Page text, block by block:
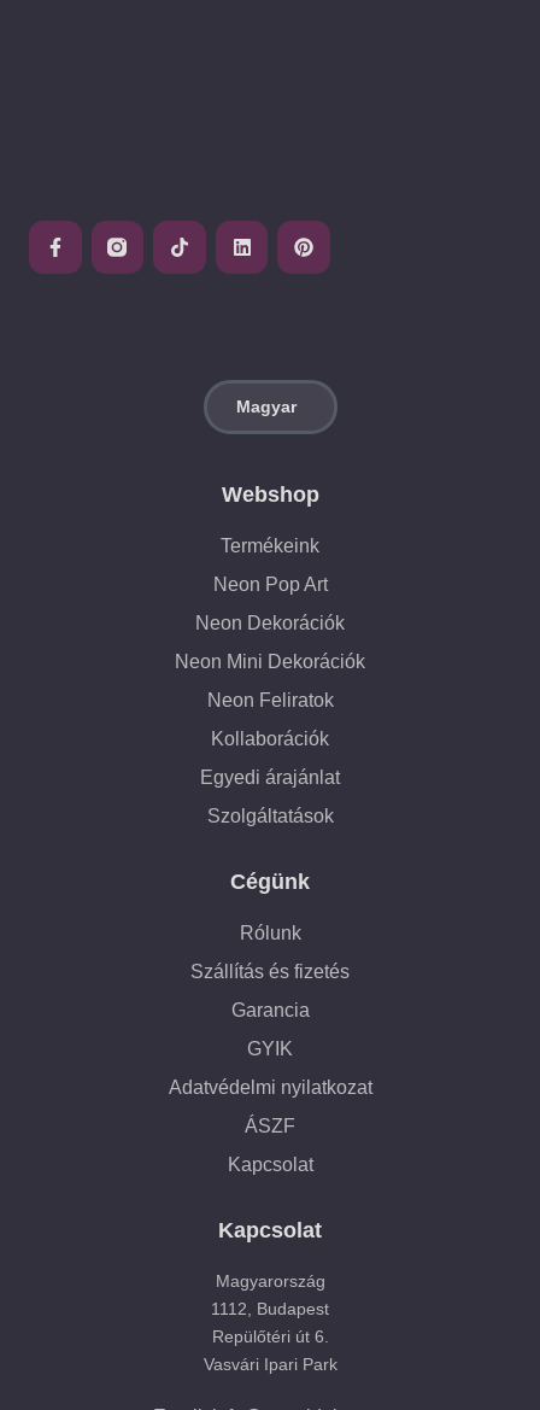
Webshop
Termékeink
Neon Pop Art
Neon Dekorációk
Neon Mini Dekorációk
Neon Feliratok
Kollaborációk
Egyedi árajánlat
Szolgáltatások
Cégünk
Rólunk
Szállítás és fizetés
Garancia
GYIK
Adatvédelmi nyilatkozat
ÁSZF
Kapcsolat
Kapcsolat
Magyarország
1112, Budapest
Repülőtéri út 6.
Vasvári Ipari Park